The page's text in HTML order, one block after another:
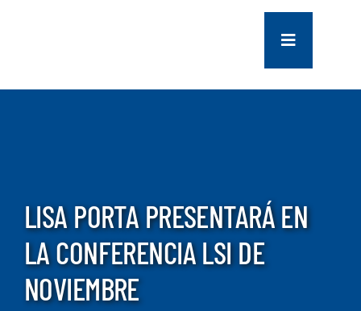
Navegación
de
palanca
COMPANY
PROJECTS
CONTACT US
LISA PORTA PRESENTARÁ EN
LA CONFERENCIA LSI DE
NOVIEMBRE